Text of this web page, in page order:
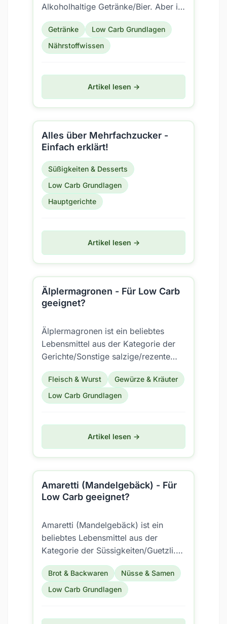
Alkoholhaltige Getränke/Bier. Aber ist
es auch für eine Low Carb Ernährung
geeignet?
Getränke
Low Carb Grundlagen
Nährstoffwissen
Artikel lesen →
Alles über Mehrfachzucker -
Einfach erklärt!
Süßigkeiten & Desserts
Low Carb Grundlagen
Hauptgerichte
Artikel lesen →
Älplermagronen - Für Low Carb
geeignet?
Älplermagronen ist ein beliebtes
Lebensmittel aus der Kategorie der
Gerichte/Sonstige salzige/rezente
Gerichte. Aber ist es auch für eine
Low Carb Ernährung...
Fleisch & Wurst
Gewürze & Kräuter
Low Carb Grundlagen
Artikel lesen →
Amaretti (Mandelgebäck) - Für
Low Carb geeignet?
Amaretti (Mandelgebäck) ist ein
beliebtes Lebensmittel aus der
Kategorie der Süssigkeiten/Guetzli.
Aber ist es auch für eine Low Carb
Ernährung geeignet?
Brot & Backwaren
Nüsse & Samen
Low Carb Grundlagen